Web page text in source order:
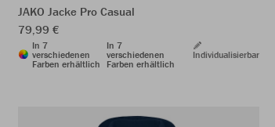
JAKO Jacke Pro Casual
79,99 €
In 7
verschiedenen
Farben erhältlich
In 7
verschiedenen
Farben erhältlich
Individualisierbar